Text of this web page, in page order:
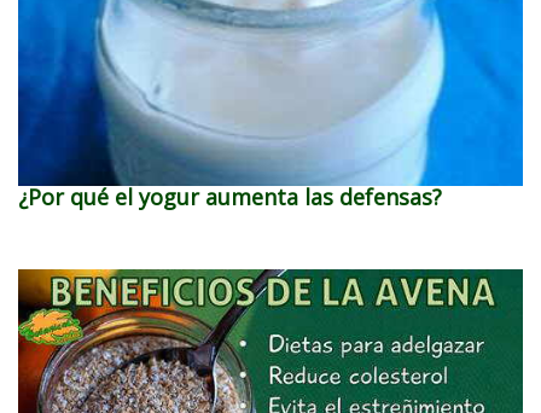
¿Por qué el yogur aumenta las defensas?